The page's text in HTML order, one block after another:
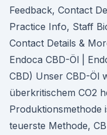
Feedback, Contact
Practice Info, Staff
Contact Details &
Endoca CBD-Öl |
CBD) Unser CBD-Öl
überkritischem CO2
Produktionsmethode
teuerste Methode,